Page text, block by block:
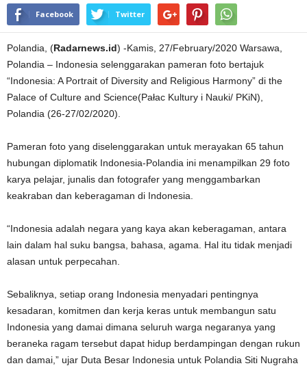
Facebook Twitter
Polandia, (Radarnews.id) -Kamis, 27/February/2020 ​​Warsawa,
Polandia – Indonesia selenggarakan pameran foto bertajuk
“Indonesia: A Portrait of Diversity and Religious Harmony” di the
Palace of Culture and Science(Pałac Kultury i Nauki/ PKiN),
Polandia (26-27/02/2020).
Pameran foto yang diselenggarakan untuk merayakan 65 tahun
hubungan diplomatik Indonesia-Polandia ini menampilkan 29 foto
karya pelajar, junalis dan fotografer yang menggambarkan
keakraban dan keberagaman di Indonesia.
“Indonesia adalah negara yang kaya akan keberagaman, antara
lain dalam hal suku bangsa, bahasa, agama. Hal itu tidak menjadi
alasan untuk perpecahan.
Sebaliknya, setiap orang Indonesia menyadari pentingnya
kesadaran, komitmen dan kerja keras untuk membangun satu
Indonesia yang damai dimana seluruh warga negaranya yang
beraneka ragam tersebut dapat hidup berdampingan dengan rukun
dan damai,” ujar Duta Besar Indonesia untuk Polandia Siti Nugraha